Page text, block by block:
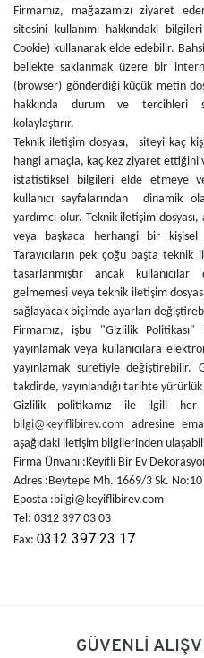
Firmamız, mağazamızı ziyaret
sitesini kullanımı hakkındaki
Cookie) kullanarak elde edebilir.
bellekte saklanmak üzere bir
(browser) gönderdiği küçük metin
hakkında durum ve tercihleri
kolaylaştırır.
Teknik iletişim dosyası, siteyi kaç
hangi amaçla, kaç kez ziyaret ettiğini
istatistiksel bilgileri elde etmeye
kullanıcı sayfalarından dinamik
yardımcı olur. Teknik iletişim
veya başkaca herhangi bir kişisel
Tarayıcıların pek çoğu başta teknik
tasarlanmıştır ancak
gelmemesi veya teknik iletişim
sağlayacak biçimde ayarları
Firmamız, işbu "Gizlilik
yayınlamak veya kullanıcılara
yayınlamak suretiyle değiştirebilir.
takdirde, yayınlandığı tarihte yürürlük
Gizlilik politikamız ile ilgili
bilgi@keyiflibirev.com adresine
aşağıdaki iletişim bilgilerinden
Firma Ünvanı :Keyifli Bir Ev
Adres :Beytepe Mh. 1669/3 Sk.
Eposta :bilgi@keyiflibirev.com
Tel: 0312 397 03 03
Fax: 0312 397 23 17
GÜVENLİ